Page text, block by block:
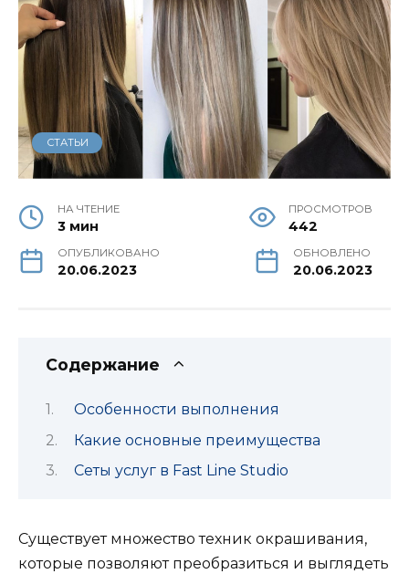
СТАТЬИ
НА ЧТЕНИЕ
3 мин
ПРОСМОТРОВ
442
ОПУБЛИКОВАНО
20.06.2023
ОБНОВЛЕНО
20.06.2023
Содержание
Особенности выполнения
Какие основные преимущества
Сеты услуг в Fast Line Studio
Существует множество техник окрашивания,
которые позволяют преобразиться и выглядеть